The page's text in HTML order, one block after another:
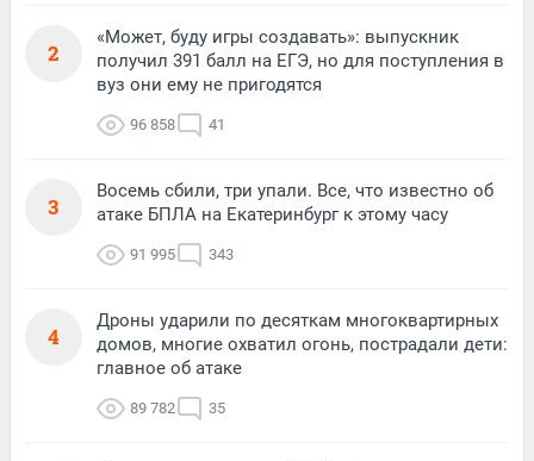
2
«Может, буду игры создавать»: выпускник
получил 391 балл на ЕГЭ, но для поступления в
вуз они ему не пригодятся
96 858 41
3
Восемь сбили, три упали. Все, что известно об
атаке БПЛА на Екатеринбург к этому часу
91 995 343
4
Дроны ударили по десяткам многоквартирных
домов, многие охватил огонь, пострадали дети:
главное об атаке
89 782 35